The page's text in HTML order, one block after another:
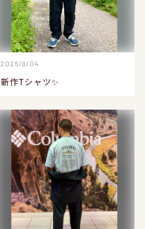
2026/8/04
新作Tシャツ✨